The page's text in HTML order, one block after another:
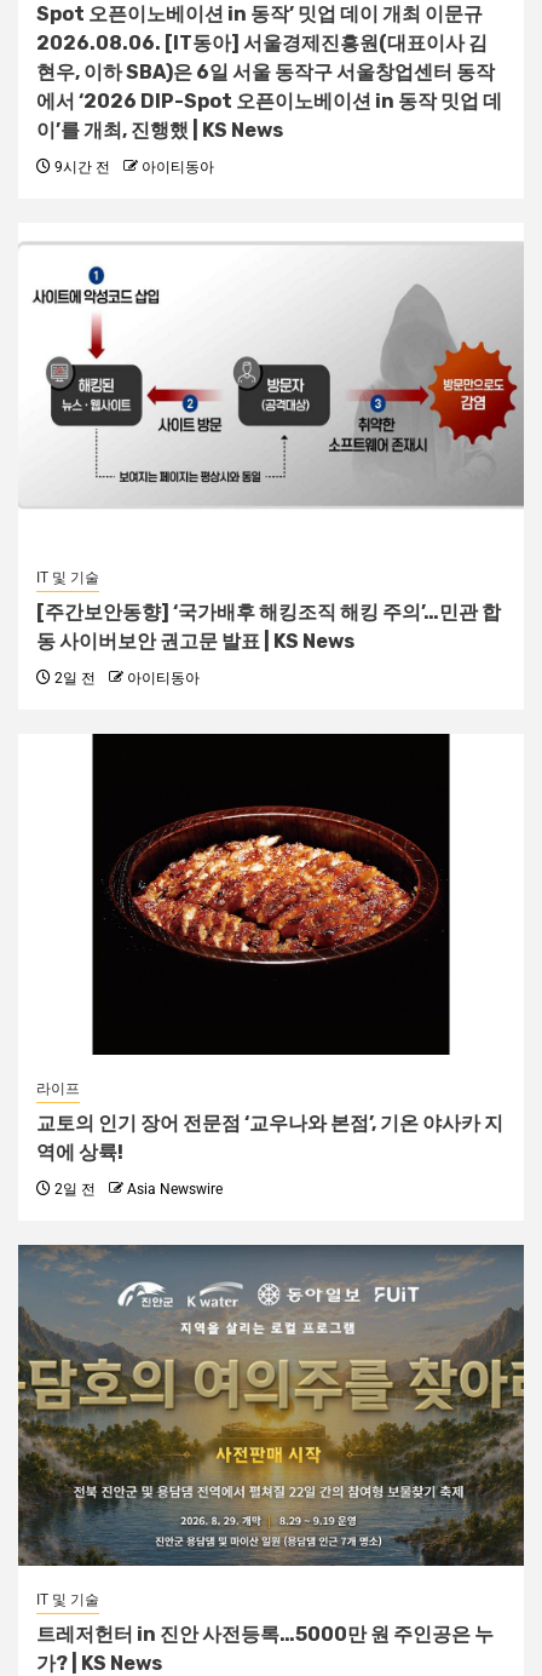
Spot 오픈이노베이션 in 동작’ 밋업 데이 개최 이문규
2026.08.06. [IT동아] 서울경제진흥원(대표이사 김
현우, 이하 SBA)은 6일 서울 동작구 서울창업센터 동작
에서 ‘2026 DIP-Spot 오픈이노베이션 in 동작 밋업 데
이’를 개최, 진행했 | KS News
9시간 전 아이티동아
IT 및 기술
[주간보안동향] ‘국가배후 해킹조직 해킹 주의’…민관 합
동 사이버보안 권고문 발표 | KS News
2일 전 아이티동아
라이프
교토의 인기 장어 전문점 ‘교우나와 본점’, 기온 야사카 지
역에 상륙!
2일 전 Asia Newswire
IT 및 기술
트레저헌터 in 진안 사전등록…5000만 원 주인공은 누
가? | KS News